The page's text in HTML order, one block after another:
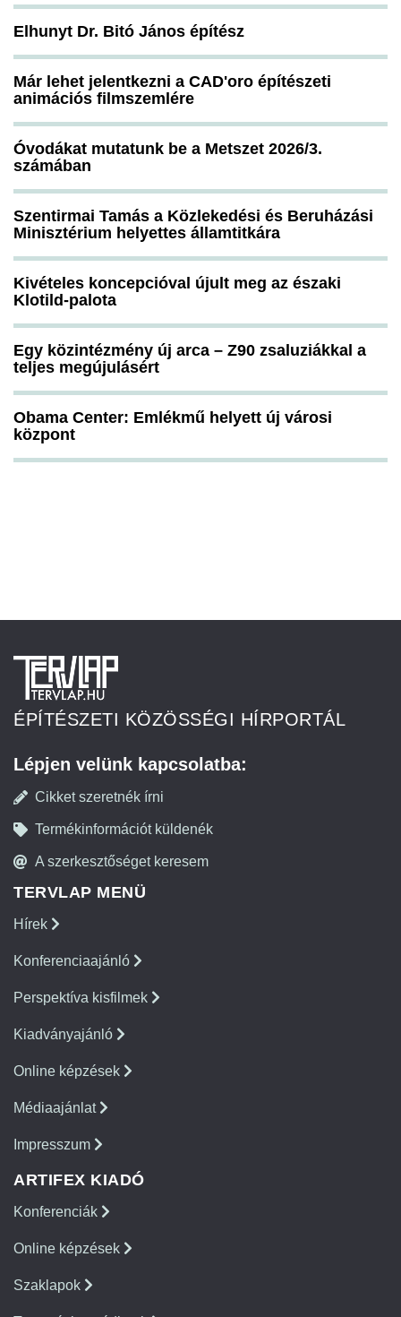
Elhunyt Dr. Bitó János építész
Már lehet jelentkezni a CAD'oro építészeti
animációs filmszemlére
Óvodákat mutatunk be a Metszet 2026/3.
számában
Szentirmai Tamás a Közlekedési és Beruházási
Minisztérium helyettes államtitkára
Kivételes koncepcióval újult meg az északi
Klotild-palota
Egy közintézmény új arca – Z90 zsaluziákkal a
teljes megújulásért
Obama Center: Emlékmű helyett új városi
központ
ÉPÍTÉSZETI KÖZÖSSÉGI HÍRPORTÁL
Lépjen velünk kapcsolatba:
Cikket szeretnék írni
Termékinformációt küldenék
A szerkesztőséget keresem
TERVLAP MENÜ
Hírek
Konferenciaajánló
Perspektíva kisfilmek
Kiadványajánló
Online képzések
Médiaajánlat
Impresszum
ARTIFEX KIADÓ
Konferenciák
Online képzések
Szaklapok